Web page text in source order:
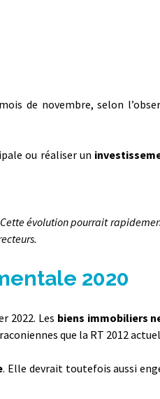
de novembre, selon
ou réaliser un
évolution pourrait
2020
2022. Les biens immobiliers
que la RT 2012
. Elle devrait toutefois aussi